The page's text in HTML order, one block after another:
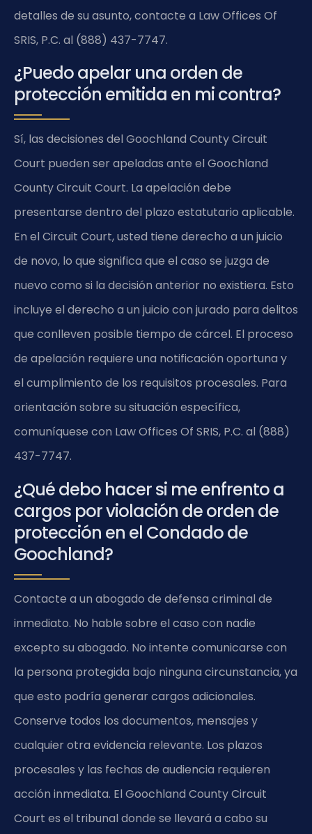
detalles de su asunto, contacte a Law Offices Of
SRIS, P.C. al (888) 437-7747.
¿Puedo apelar una orden de
protección emitida en mi contra?
Sí, las decisiones del Goochland County Circuit
Court pueden ser apeladas ante el Goochland
County Circuit Court. La apelación debe
presentarse dentro del plazo estatutario aplicable.
En el Circuit Court, usted tiene derecho a un juicio
de novo, lo que significa que el caso se juzga de
nuevo como si la decisión anterior no existiera. Esto
incluye el derecho a un juicio con jurado para delitos
que conlleven posible tiempo de cárcel. El proceso
de apelación requiere una notificación oportuna y
el cumplimiento de los requisitos procesales. Para
orientación sobre su situación específica,
comuníquese con Law Offices Of SRIS, P.C. al (888)
437-7747.
¿Qué debo hacer si me enfrento a
cargos por violación de orden de
protección en el Condado de
Goochland?
Contacte a un abogado de defensa criminal de
inmediato. No hable sobre el caso con nadie
excepto su abogado. No intente comunicarse con
la persona protegida bajo ninguna circunstancia, ya
que esto podría generar cargos adicionales.
Conserve todos los documentos, mensajes y
cualquier otra evidencia relevante. Los plazos
procesales y las fechas de audiencia requieren
acción inmediata. El Goochland County Circuit
Court es el tribunal donde se llevará a cabo su